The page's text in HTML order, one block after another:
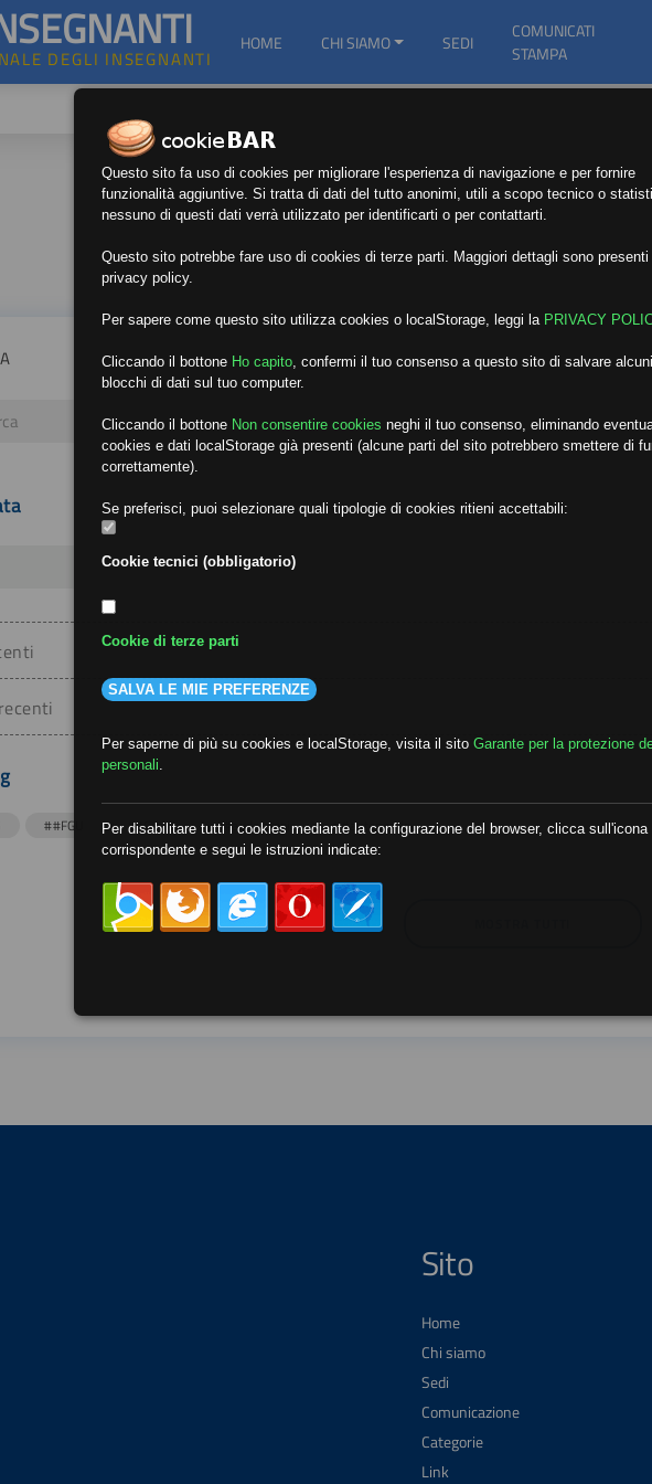
DEGLI INSEGNANTI
HOME CHI SIAMO SEDI
COMUNICATI
STAMPA
##FGU ##Gilda ##audoizioni ##autonomia
Sito
Home
Chi siamo
Sedi
Comunicazione
Categorie
Link
Questo sito fa uso di cookies per migliorare l'esperienza di navigazione e per fornire
funzionalità aggiuntive. Si tratta di dati del tutto anonimi, utili a scopo tecnico o
nessuno di questi dati verrà utilizzato per identificarti o per contattarti.
Questo sito potrebbe fare uso di cookies di terze parti. Maggiori dettagli sono
privacy policy.
Per sapere come questo sito utilizza cookies o localStorage, leggi la PRIVACY
Cliccando il bottone Ho capito confermi il tuo consenso a questo sito di salvare
blocchi di dati sul tuo computer.
Cliccando il bottone Non consentire cookies neghi il tuo consenso, eliminando
cookies e dati localStorage già presenti (alcune parti del sito potrebbero smettere di
correttamente).
Se preferisci, puoi selezionare quali tipologie di cookies ritieni accettabili:
Cookie tecnici (obbligatorio)
Cookie di terze parti
SALVA LE MIE PREFERENZE
Per saperne di più su cookies e localStorage, visita il sito Garante per la protezione
personali
Per disabilitare tutti i cookies mediante la configurazione del browser, clicca sull'icona
corrispondente e segui le istruzioni indicate: